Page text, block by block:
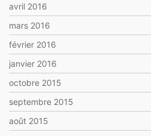
avril 2016
mars 2016
février 2016
janvier 2016
octobre 2015
septembre 2015
août 2015